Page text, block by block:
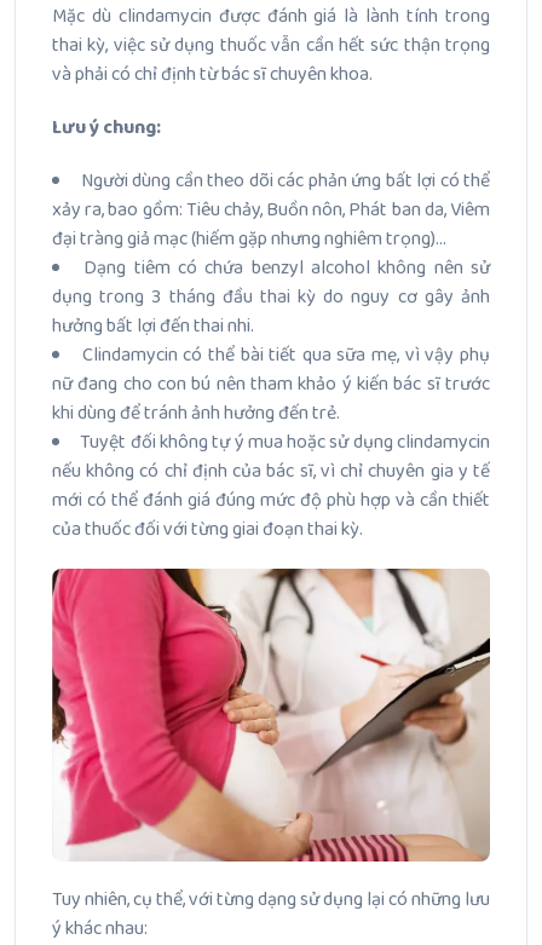
Mặc dù clindamycin được đánh giá là lành tính trong
thai kỳ, việc sử dụng thuốc vẫn cần hết sức thận trọng
và phải có chỉ định từ bác sĩ chuyên khoa.
Lưu ý chung:
Người dùng cần theo dõi các phản ứng bất lợi có thể
xảy ra, bao gồm: Tiêu chảy, Buồn nôn, Phát ban da, Viêm
đại tràng giả mạc (hiếm gặp nhưng nghiêm trọng)…
Dạng tiêm có chứa benzyl alcohol không nên sử
dụng trong 3 tháng đầu thai kỳ do nguy cơ gây ảnh
hưởng bất lợi đến thai nhi.
Clindamycin có thể bài tiết qua sữa mẹ, vì vậy phụ
nữ đang cho con bú nên tham khảo ý kiến bác sĩ trước
khi dùng để tránh ảnh hưởng đến trẻ.
Tuyệt đối không tự ý mua hoặc sử dụng clindamycin
nếu không có chỉ định của bác sĩ, vì chỉ chuyên gia y tế
mới có thể đánh giá đúng mức độ phù hợp và cần thiết
của thuốc đối với từng giai đoạn thai kỳ.
Tuy nhiên, cụ thể, với từng dạng sử dụng lại có những lưu
ý khác nhau: